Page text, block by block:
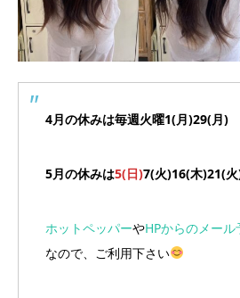
4月の休みは毎週火曜1(月)29(月)
5月の休みは5(日)7(火)16(木)21(
ホットペッパーやHPからのメール
なので、ご利用下さい